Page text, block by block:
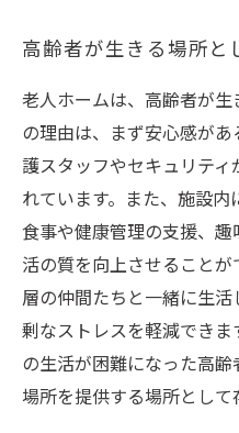
高齢者が生きる場所と
老人ホームは、高齢者が
の理由は、まず安心感が
護スタッフやセキュリテ
れています。また、施設内
食事や健康管理の支援、
活の質を向上させること
層の仲間たちと一緒に生
剰なストレスを軽減でき
の生活が困難になった高
場所を提供する場所として